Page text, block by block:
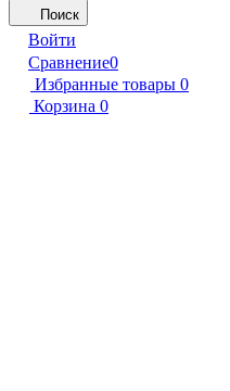
Поиск
Войти
Сравнение0
Избранные товары 0
Корзина 0